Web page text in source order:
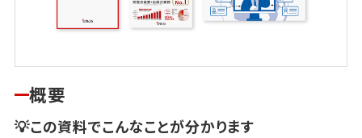
概要
💡この資料でこんなことが分かります